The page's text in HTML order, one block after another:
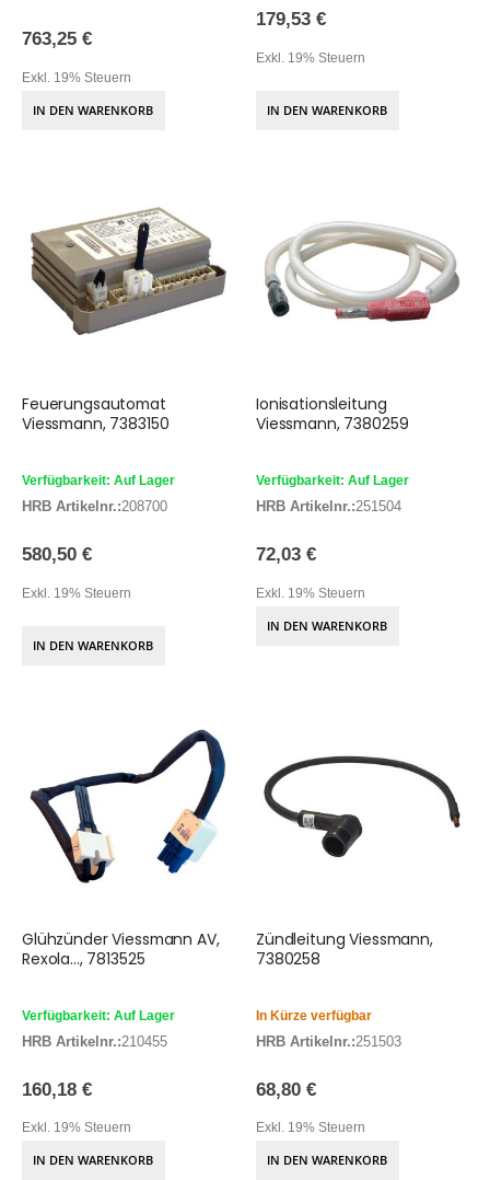
763,25 €
Exkl. 19% Steuern
IN DEN WARENKORB
179,53 €
Exkl. 19% Steuern
IN DEN WARENKORB
Feuerungsautomat
Viessmann, 7383150
Verfügbarkeit: Auf Lager
HRB Artikelnr.:208700
580,50 €
Exkl. 19% Steuern
IN DEN WARENKORB
Ionisationsleitung
Viessmann, 7380259
Verfügbarkeit: Auf Lager
HRB Artikelnr.:251504
72,03 €
Exkl. 19% Steuern
IN DEN WARENKORB
Glühzünder Viessmann AV,
Rexola..., 7813525
Verfügbarkeit: Auf Lager
HRB Artikelnr.:210455
160,18 €
Exkl. 19% Steuern
IN DEN WARENKORB
Zündleitung Viessmann,
7380258
In Kürze verfügbar
HRB Artikelnr.:251503
68,80 €
Exkl. 19% Steuern
IN DEN WARENKORB